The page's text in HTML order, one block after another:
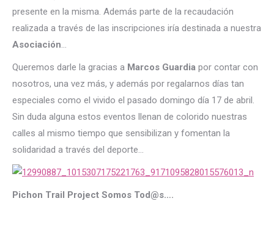
presente en la misma. Además parte de la recaudación
realizada a través de las inscripciones iría destinada a nuestra
Asociación…
Queremos darle la gracias a Marcos Guardia por contar con
nosotros, una vez más, y además por regalarnos días tan
especiales como el vivido el pasado domingo día 17 de abril.
Sin duda alguna estos eventos llenan de colorido nuestras
calles al mismo tiempo que sensibilizan y fomentan la
solidaridad a través del deporte…
Pichon Trail Project Somos Tod@s….